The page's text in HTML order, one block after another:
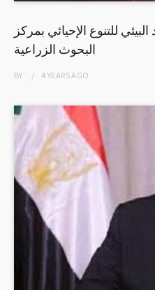
للتنوع الإحيائي بمركز
البحوث الزراعية
BY 4 YEARSAGO